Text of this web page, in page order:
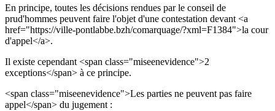
En principe, toutes les décisions rendues par le conseil de
prud'hommes peuvent faire l'objet d'une contestation devant <a
href="https://ville-pontlabbe.bzh/comarquage/?xml=F1384">la cour
d'appel</a>.
Il existe cependant <span class="miseenevidence">2
exceptions</span> à ce principe.
<span class="miseenevidence">Les parties ne peuvent pas faire
appel</span> du jugement :